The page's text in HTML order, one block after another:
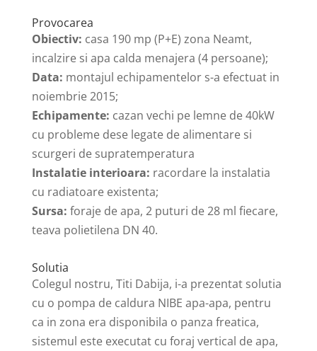
Provocarea
Obiectiv: casa 190 mp (P+E) zona Neamt,
incalzire si apa calda menajera (4 persoane);
Data: montajul echipamentelor s-a efectuat in
noiembrie 2015;
Echipamente: cazan vechi pe lemne de 40kW
cu probleme dese legate de alimentare si
scurgeri de supratemperatura
Instalatie interioara: racordare la instalatia
cu radiatoare existenta;
Sursa: foraje de apa, 2 puturi de 28 ml fiecare,
teava polietilena DN 40.
Solutia
Colegul nostru, Titi Dabija, i-a prezentat solutia
cu o pompa de caldura NIBE apa-apa, pentru
ca in zona era disponibila o panza freatica,
sistemul este executat cu foraj vertical de apa,